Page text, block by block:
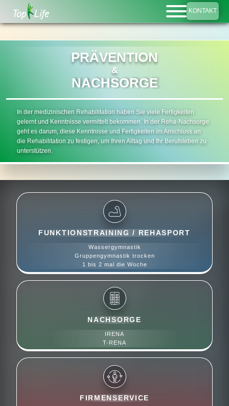
KONTAKT
PRÄVENTION
&
NACHSORGE
In der medizinischen Rehabilitation haben Sie viele Fertigkeiten
gelernt und Kenntnisse vermittelt bekommen. In der Reha-Nachsorge
geht es darum, diese Kenntnisse und Fertigkeiten im Anschluss an
die Rehabilitation zu festigen, um Ihren Alltag und Ihr Berufsleben zu
unterstützen.
FUNKTIONSTRAINING / REHASPORT
Wassergymnastik
Gruppengymnastik trocken
1 bis 2 mal die Woche
NACHSORGE
IRENA
T-RENA
FIRMENSERVICE